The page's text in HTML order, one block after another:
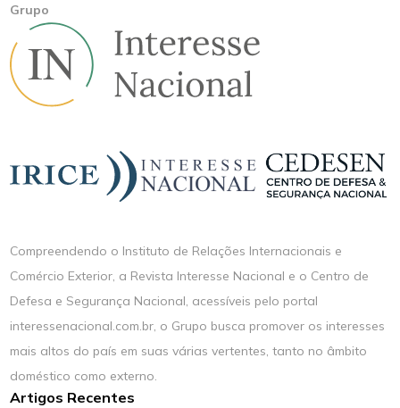
Grupo
Compreendendo o Instituto de Relações Internacionais e
Comércio Exterior, a Revista Interesse Nacional e o Centro de
Defesa e Segurança Nacional, acessíveis pelo portal
interessenacional.com.br, o Grupo busca promover os interesses
mais altos do país em suas várias vertentes, tanto no âmbito
doméstico como externo.
Artigos Recentes